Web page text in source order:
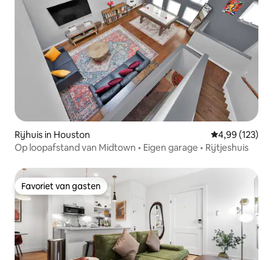
Rijhuis in Houston Gemiddelde
4,99 (123)
Op loopafstand van Midtown • Eigen garage • Rijtjeshuis
Favoriet van gasten
Favoriet van gasten